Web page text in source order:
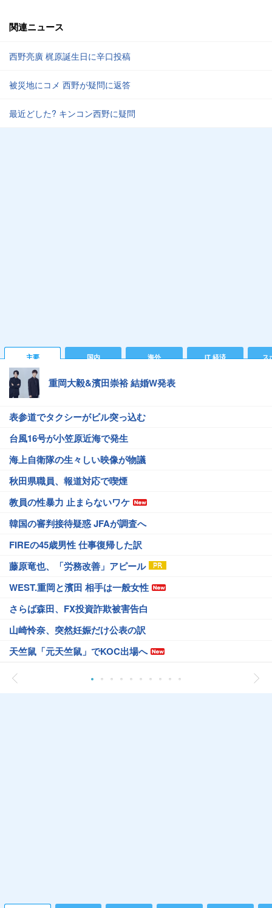
関連ニュース
西野亮廣 梶原誕生日に辛口投稿
被災地にコメ 西野が疑問に返答
最近どした? キンコン西野に疑問
主要 国内 海外 IT 経済 ス
重岡大毅&濱田崇裕 結婚W発表
表参道でタクシーがビル突っ込む
台風16号が小笠原近海で発生
海上自衛隊の生々しい映像が物議
秋田県職員、報道対応で喫煙
教員の性暴力 止まらないワケ
韓国の審判接待疑惑 JFAが調査へ
FIREの45歳男性 仕事復帰した訳
藤原竜也、「労務改善」アピール
WEST.重岡と濱田 相手は一般女性
さらば森田、FX投資詐欺被害告白
山崎怜奈、突然妊娠だけ公表の訳
天竺鼠「元天竺鼠」でKOC出場へ